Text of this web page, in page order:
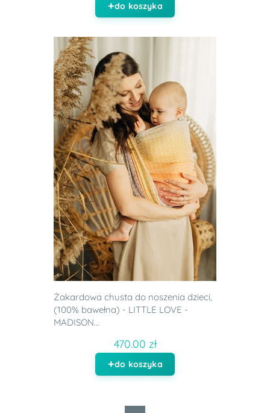
do koszyka
Żakardowa chusta do noszenia dzieci,
(100% bawełna) - LITTLE LOVE -
MADISON...
470.00 zł
do koszyka